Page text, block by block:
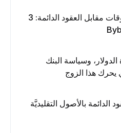
xStocks مقابل عقود الفروقات مقابل العقود الدائمة: 3
وسياسة البنك
هذا الزوج
بالأصول التقليديَّة